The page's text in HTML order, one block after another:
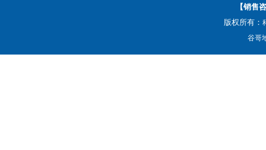
【销售
版权所有：
谷哥